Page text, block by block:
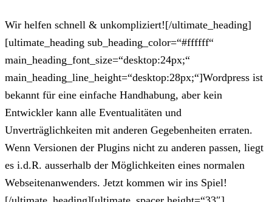
Wir helfen schnell & unkompliziert![/ultimate_heading]
[ultimate_heading sub_heading_color=“#ffffff“
main_heading_font_size=“desktop:24px;“
main_heading_line_height=“desktop:28px;“]Wordpress ist
bekannt für eine einfache Handhabung, aber kein
Entwickler kann alle Eventualitäten und
Unverträglichkeiten mit anderen Gegebenheiten erraten.
Wenn Versionen der Plugins nicht zu anderen passen, liegt
es i.d.R. ausserhalb der Möglichkeiten eines normalen
Webseitenanwenders. Jetzt kommen wir ins Spiel!